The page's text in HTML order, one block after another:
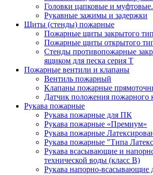
Головки цапковые и муфтовые.
Рукавные зажимы и задержки
Щиты (стенды) пожарные
Пожарные щиты закрытого
Пожарные щиты открытого
Стенды противопожарные
ящиком для песка серия Т
Пожарные вентили и клапаны
Вентиль пожарный
Клапаны пожарные
Датчик положения
Рукава пожарные
Рукава пожарные для ПК
Рукава пожарные «Премиум»
Рукава пожарные
Рукава пожарные "Типа
Рукава всасывающие и
технической воды (класс В)
Рукава напорно-всасывающие